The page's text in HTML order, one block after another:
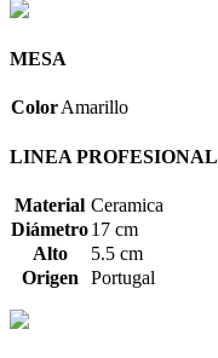
MESA
ColorAmarillo
LINEA PROFESIONAL
Material Ceramica
Diámetro17 cm
Alto
5.5 cm
Origen
Portugal